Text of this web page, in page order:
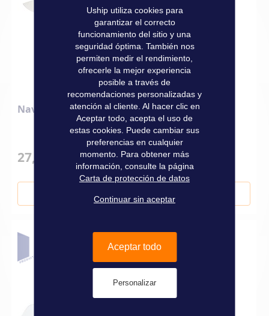
Navaja Wichard Offshore
27,90 €
Añadir al carrito
Uship utiliza cookies para
garantizar el correcto
funcionamiento del sitio y una
seguridad óptima. También nos
permiten medir el rendimiento,
ofrecerle la mejor experiencia
posible a través de
recomendaciones personalizadas y
atención al cliente. Al hacer clic en
Aceptar todo, acepta el uso de
estas cookies. Puede cambiar sus
preferencias en cualquier
momento. Para obtener más
información, consulte la página
Carta de protección de datos
Continuar sin aceptar
Aceptar todo
Personalizar